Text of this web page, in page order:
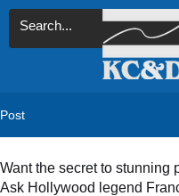
Post
Want the secret to stunning
Ask Hollywood legend